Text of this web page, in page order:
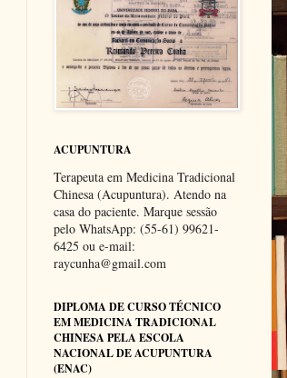
ACUPUNTURA
Terapeuta em Medicina Tradicional
Chinesa (Acupuntura). Atendo na
casa do paciente. Marque sessão
pelo WhatsApp: (55-61) 99621-
6425 ou e-mail:
raycunha@gmail.com
DIPLOMA DE CURSO TÉCNICO
EM MEDICINA TRADICIONAL
CHINESA PELA ESCOLA
NACIONAL DE ACUPUNTURA
(ENAC)